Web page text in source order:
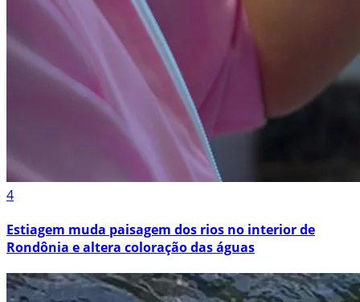
4
Estiagem muda paisagem dos rios no interior de
Rondônia e altera coloração das águas